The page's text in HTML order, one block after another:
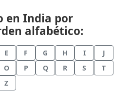
en India por
alfabético:
E F G H I
J
O P Q R S
T
Z